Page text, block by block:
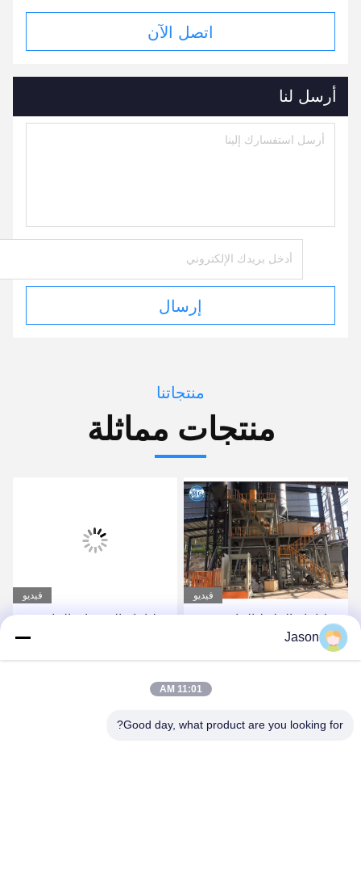
اتصل الآن
أرسل لنا
إرسال
منتجاتنا
منتجات مماثلة
فيديو
خط إنتاج الخرسانة الجافة
ذات الاستثمار المنخفض خط
إنتاج الصفائح السيرامية
احصل على أفضل سعر
فيديو
3-4 دقائق / دفعة آلة خلط
مسحوق الملاط الجاف مصنع
لاصق بلاط السيراميك
احصل على أفضل سعر
Jason
11:01 AM
Good day, what product are you looking for?